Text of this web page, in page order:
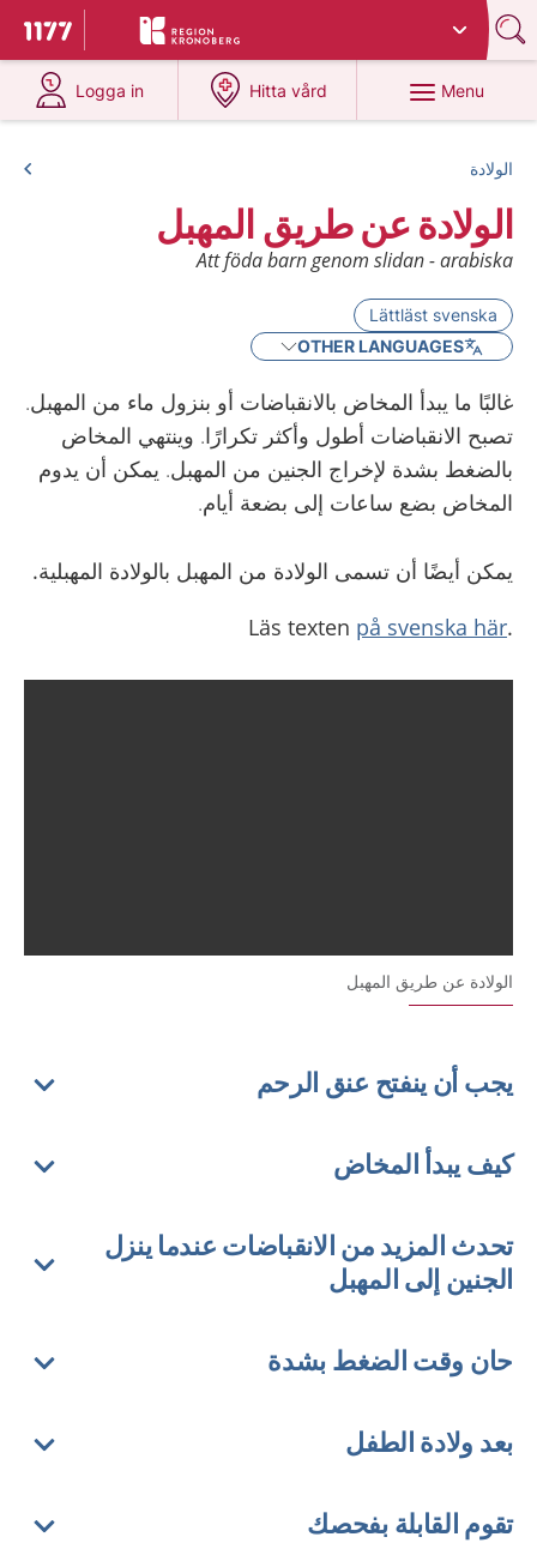
To start page for 1177
Du har valt region
Logga in
at 1177.se
Hitta vård
at 1177.se
Menu
الولادة
الولادة عن طريق المهبل
Att föda barn genom slidan - arabiska
Lättläst svenska
OTHER LANGUAGES
غالبًا ما يبدأ المخاض بالانقباضات أو بنزول ماء من المهبل.
تصبح الانقباضات أطول وأكثر تكرارًا. وينتهي المخاض
بالضغط بشدة لإخراج الجنين من المهبل. يمكن أن يدوم
المخاض بضع ساعات إلى بضعة أيام.
يمكن أيضًا أن تسمى الولادة من المهبل بالولادة المهبلية.
.Läs texten
på svenska här
الولادة عن طريق المهبل
يجب أن ينفتح عنق الرحم
كيف يبدأ المخاض
تحدث المزيد من الانقباضات عندما ينزل
الجنين إلى المهبل
حان وقت الضغط بشدة
بعد ولادة الطفل
تقوم القابلة بفحصك